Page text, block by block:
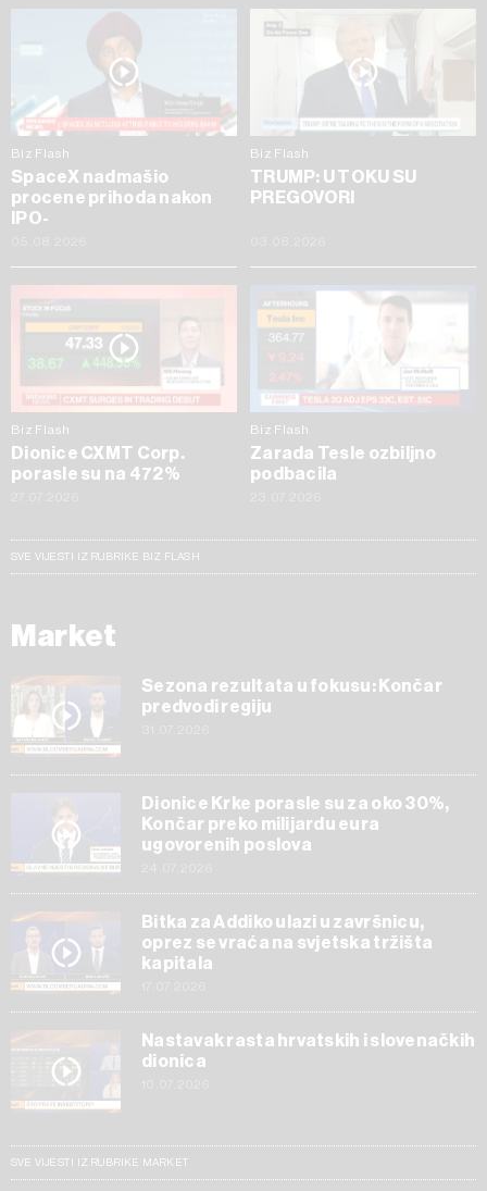
Biz Flash
SpaceX nadmašio
procene prihoda nakon
IPO-
Biz Flash
TRUMP: U TOKU SU
PREGOVORI
Biz Flash
Dionice CXMT Corp.
porasle su na 472%
Biz Flash
Zarada Tesle ozbiljno
podbacila
SVE VIJESTI IZ RUBRIKE BIZ FLASH
Market
Sezona rezultata u fokusu: Končar
predvodi regiju
Dionice Krke porasle su za oko 30%,
Končar preko milijardu eura
ugovorenih poslova
Bitka za Addiko ulazi u završnicu,
oprez se vraća na svjetska tržišta
kapitala
Nastavak rasta hrvatskih i slovenačkih
dionica
SVE VIJESTI IZ RUBRIKE MARKET